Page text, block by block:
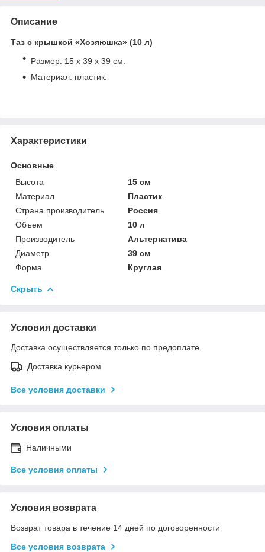
Описание
Таз с крышкой «Хозяюшка» (10 л)
Размер: 15 х 39 х 39 см.
Материал: пластик.
Характеристики
Основные
Высота
15 см
Материал
Пластик
Страна производитель
Россия
Объем
10 л
Производитель
Альтернатива
Диаметр
39 см
Форма
Круглая
Скрыть
Условия доставки
Доставка осуществляется только по предоплате.
Доставка курьером
Все условия доставки
Условия оплаты
Наличными
Все условия оплаты
Условия возврата
Возврат товара в течение 14 дней по договоренности
Все условия возврата